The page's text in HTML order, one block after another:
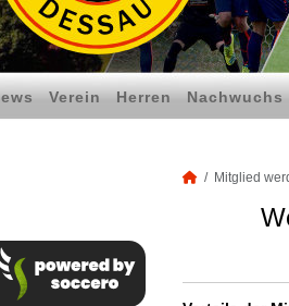
Verein Herren Nachwuchs
Mitglied